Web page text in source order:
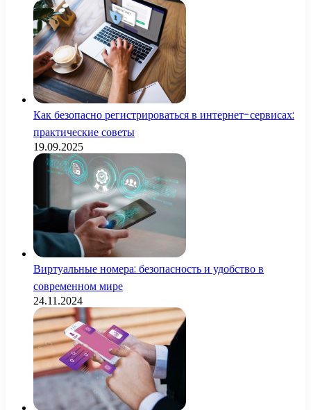
Как безопасно регистрироваться в интернет-сервисах:
практические советы
19.09.2025
Виртуальные номера: безопасность и удобство в
современном мире
24.11.2024